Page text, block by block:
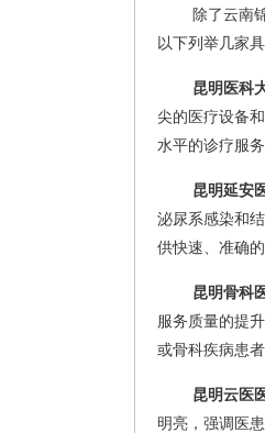
除了云南
以下列举几家
昆明医科
尖的医疗设备
水平的诊疗服
昆明延安
泌尿系感染和
供快速、准确的
昆明骨科
服务质量的提
或骨科疾病患
昆明云医
明亮，强调医